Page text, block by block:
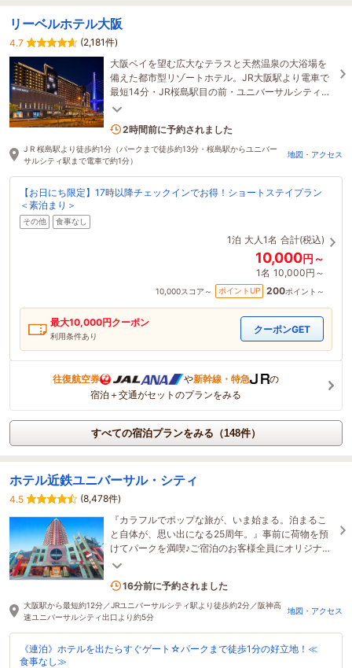
リーベルホテル大阪
4.7
(2,181件)
大阪ベイを望む広大なテラスと天然温泉の大浴場を
備えた都市型リゾートホテル。JR大阪駅より電車で
最短14分・JR桜島駅目の前・ユニバーサルシティ駅
まで1駅1分で、万博会場へのアクセスも便利！
10名がこの宿を見ています
2時間前に予約されました
J R 桜島駅より徒歩約1分（パークまで徒歩約13分・桜島駅からユニバー
サルシティ駅まで電車で約1分）
地図・アクセス
【お日にち限定】17時以降チェックインでお得！ショートステイプラン
＜素泊まり＞
その他 食事なし
1泊 大人1名 合計(税込)
10,000円～
1名 10,000円～
10,000スコア～ ポイントUP 200ポイント～
最大10,000円クーポン
利用条件あり
クーポンGET
往復航空券 や新幹線・特急
の
宿泊＋交通がセットのプランをみる
すべての宿泊プランをみる（148件）
ホテル近鉄ユニバーサル・シティ
4.5
(8,478件)
『カラフルでポップな旅が、いま始まる。泊まるこ
と自体が、思い出になる25周年。』事前に荷物を預
けてパークを満喫♪ご宿泊のお客様全員にオリジナル
グッズをプレゼント（添い寝除く）
11名がこの宿を見ています
16分前に予約されました
大阪駅から最短約12分／JRユニバーサルシティ駅より徒歩約2分／阪神高
速ユニバーサルシティ出口より約5分
地図・アクセス
《連泊》ホテルを出たらすぐゲート☆パークまで徒歩1分の好立地！≪
食事なし≫